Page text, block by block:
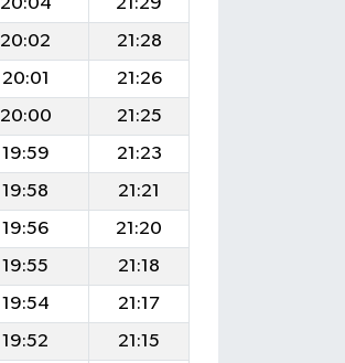
20:04
21:29
20:02
21:28
20:01
21:26
20:00
21:25
19:59
21:23
19:58
21:21
19:56
21:20
19:55
21:18
19:54
21:17
19:52
21:15